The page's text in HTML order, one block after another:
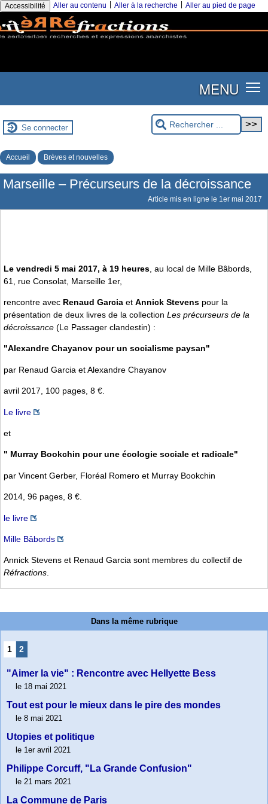
Accessibilité Aller au contenu Aller à la recherche Aller au pied de page
MENU
Se connecter
Accueil Brèves et nouvelles
Marseille – Précurseurs de la décroissance
Article mis en ligne le 1er mai 2017
Le vendredi 5 mai 2017, à 19 heures , au local de Mille Bâbords,
61, rue Consolat, Marseille 1er,
rencontre avec Renaud Garcia et Annick Stevens pour la
présentation de deux livres de la collection Les précurseurs de la
décroissance (Le Passager clandestin) :
"Alexandre Chayanov pour un socialisme paysan"
par Renaud Garcia et Alexandre Chayanov
avril 2017, 100 pages, 8 €.
Le livre
et
" Murray Bookchin pour une écologie sociale et radicale"
par Vincent Gerber, Floréal Romero et Murray Bookchin
2014, 96 pages, 8 €.
le livre
Mille Bâbords
Annick Stevens et Renaud Garcia sont membres du collectif de
Réfractions.
Dans la même rubrique
1 2
"Aimer la vie" : Rencontre avec Hellyette Bess
le 18 mai 2021
Tout est pour le mieux dans le pire des mondes
le 8 mai 2021
Utopies et politique
le 1er avril 2021
Philippe Corcuff, "La Grande Confusion"
le 21 mars 2021
La Commune de Paris